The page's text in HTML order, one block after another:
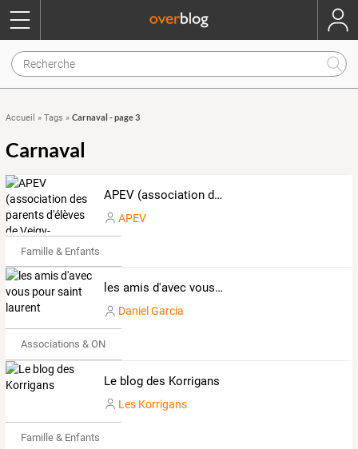
Accueil » Tags » Carnaval - page 3
Carnaval
APEV (association des parents d'élèves de Veigy-Foncenex)
APEV
Famille & Enfants
les amis d'avec vous pour saint laurent
Daniel Garcia
Associations & ONG
Le blog des Korrigans
Les Korrigans
Famille & Enfants